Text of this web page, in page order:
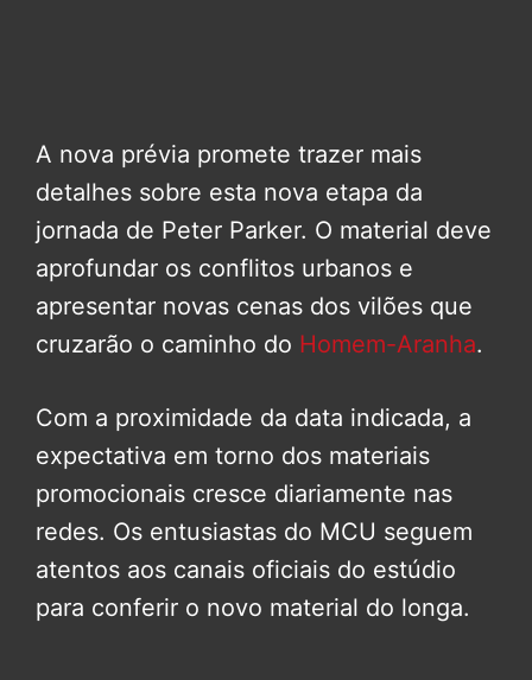
A nova prévia promete trazer mais
detalhes sobre esta nova etapa da
jornada de Peter Parker. O material deve
aprofundar os conflitos urbanos e
apresentar novas cenas dos vilões que
cruzarão o caminho do Homem-Aranha.
Com a proximidade da data indicada, a
expectativa em torno dos materiais
promocionais cresce diariamente nas
redes. Os entusiastas do MCU seguem
atentos aos canais oficiais do estúdio
para conferir o novo material do longa.